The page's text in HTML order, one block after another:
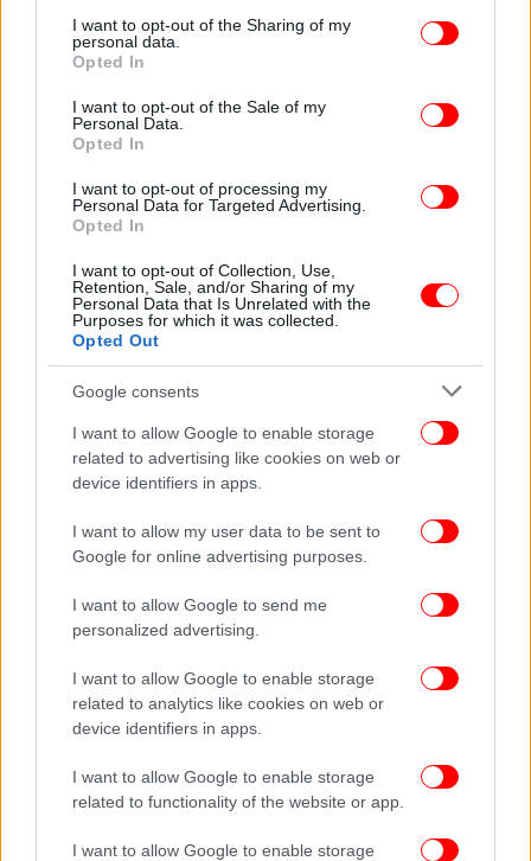
not limited to your visit or usage behaviour. You may click to
grant or deny consent to Google and its third-party tags to
use your data for below specified purposes in below Google
consent section.
I want to opt-out of the Sharing of my
personal data.
Opted In
I want to opt-out of the Sale of my
Personal Data.
Opted In
I want to opt-out of processing my
Personal Data for Targeted Advertising.
Opted In
I want to opt-out of Collection, Use,
Retention, Sale, and/or Sharing of my
Personal Data that Is Unrelated with the
Purposes for which it was collected.
Opted Out
Google consents
I want to allow Google to enable storage
related to advertising like cookies on web or
device identifiers in apps.
I want to allow my user data to be sent to
Google for online advertising purposes.
I want to allow Google to send me
personalized advertising.
I want to allow Google to enable storage
related to analytics like cookies on web or
device identifiers in apps.
I want to allow Google to enable storage
related to functionality of the website or app.
I want to allow Google to enable storage
Πηγή: ΑΠΕ-ΜΠΕ
Ακολουθήστε το στο Google News
και μάθετε
πρώτοι όλες τις ειδήσεις
Δείτε όλες τις τελευταίεςΕιδήσειςαπό την Ελλάδα και τον Κόσμο,
ΔΙΑΒΑΣΤΕ ΠΕΡΙΣΣΟΤΕΡΑ ΕΛ ΑΡΙΑΝ ΧΡΈΟΣ